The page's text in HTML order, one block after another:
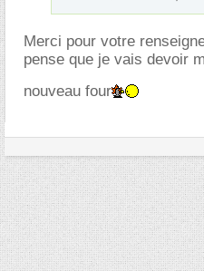
Merci pour votre
pense que je vais devoir
nouveau four